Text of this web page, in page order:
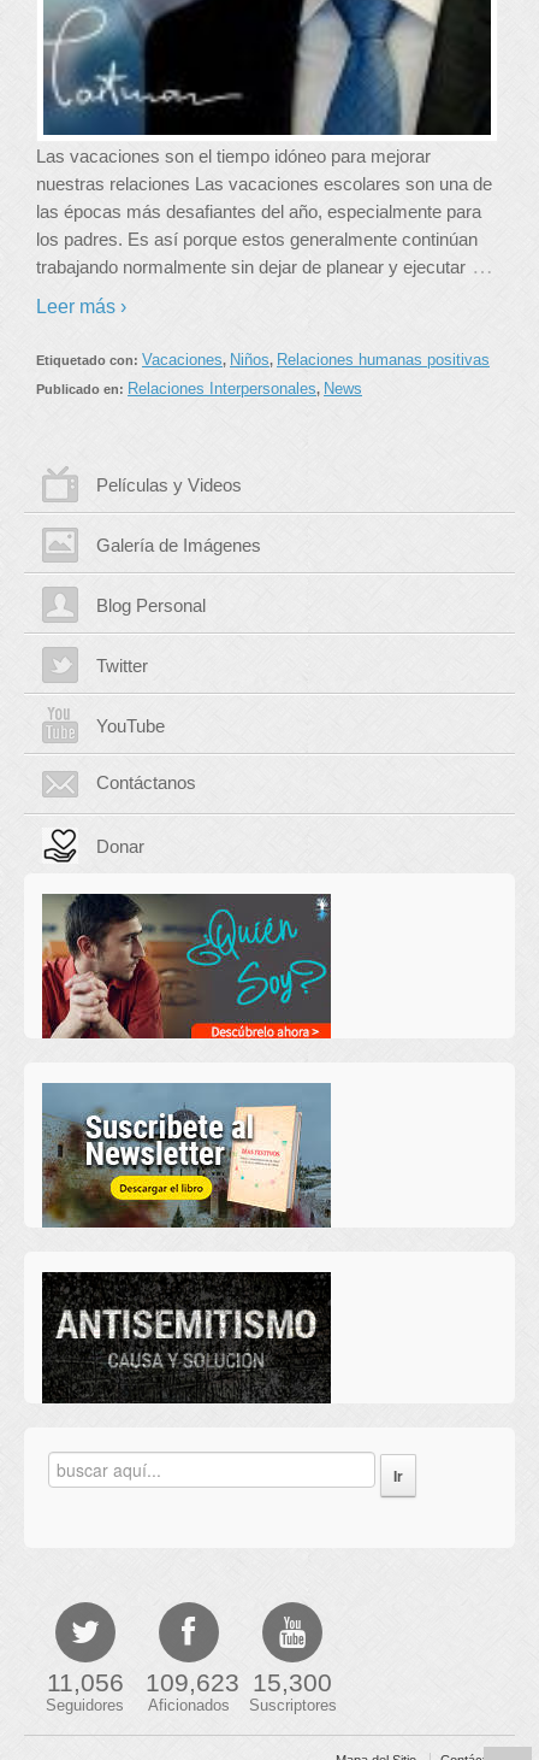
Las vacaciones son el tiempo idóneo para mejorar
nuestras relaciones Las vacaciones escolares son una de
las épocas más desafiantes del año, especialmente para
los padres. Es así porque estos generalmente continúan
trabajando normalmente sin dejar de planear y ejecutar …
Leer más ›
Etiquetado con: Vacaciones, Niños, Relaciones humanas positivas
Publicado en: Relaciones Interpersonales, News
Películas y Videos
Galería de Imágenes
Blog Personal
Twitter
YouTube
Contáctanos
Donar
11,056
Seguidores
109,623
Aficionados
15,300
Suscriptores